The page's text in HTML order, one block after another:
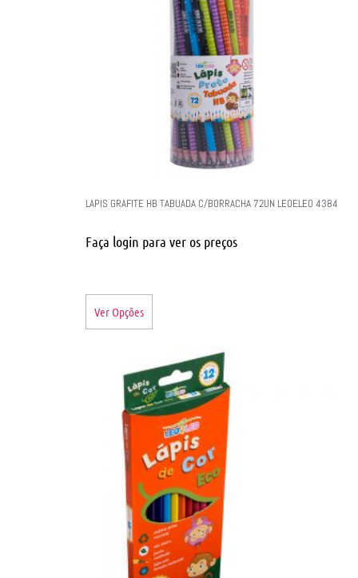
LAPIS GRAFITE HB TABUADA C/BORRACHA 72UN LEOELEO 4384
Faça login para ver os preços
Ver Opções